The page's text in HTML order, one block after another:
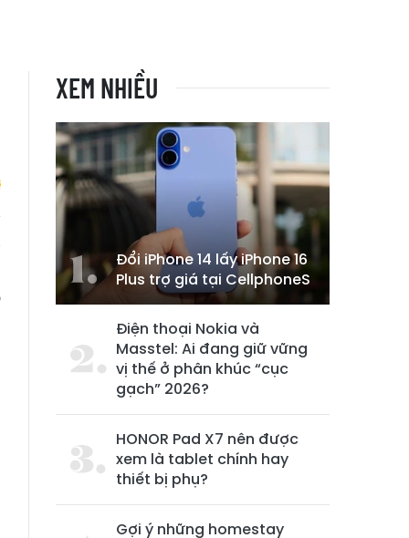
XEM NHIỀU
Đổi iPhone 14 lấy iPhone 16
Plus trợ giá tại CellphoneS
Điện thoại Nokia và
Masstel: Ai đang giữ vững
vị thế ở phân khúc “cục
gạch” 2026?
HONOR Pad X7 nên được
xem là tablet chính hay
thiết bị phụ?
Gợi ý những homestay